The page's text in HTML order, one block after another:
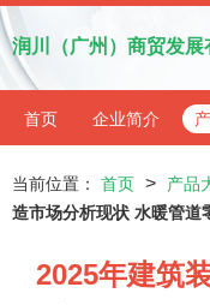
润川（广州）商贸发展
首页 企业简介
当前位置： 首页 > 产品
造市场分析现状 水暖管道
2025年建筑